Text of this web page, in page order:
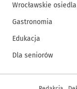
Wrocławskie osiedla
Gastronomia
Edukacja
Dla seniorów
Inne